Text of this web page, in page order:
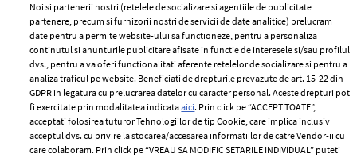
ELLE Style Awards
2024
Despre ELLE
Romania
Contact
Abonamente
Termeni si conditii
Politica de
confidențialitate
Politica de cookies
Publicitate
Noi si partenerii nostri (retelele de socializare si agentiile de publicitate
partenere, precum si furnizorii nostri de servicii de date analitice) prelucram
date pentru a permite website-ului sa functioneze, pentru a personaliza
continutul si anunturile publicitare afisate in functie de interesele si/sau profilul
dvs., pentru a va oferi functionalitati aferente retelelor de socializare si pentru a
analiza traficul pe website. Beneficiati de drepturile prevazute de art. 15-22 din
GDPR in legatura cu prelucrarea datelor cu caracter personal. Aceste drepturi pot
fi exercitate prin modalitatea indicataaici. Prin click pe “ACCEPT TOATE”,
acceptati folosirea tuturor Tehnologiilor de tip Cookie, care implica inclusiv
acceptul dvs. cu privire la stocarea/accesarea informatiilor de catre Vendor-ii cu
care colaboram. Prin click pe “VREAU SA MODIFIC SETARILE INDIVIDUAL” puteti